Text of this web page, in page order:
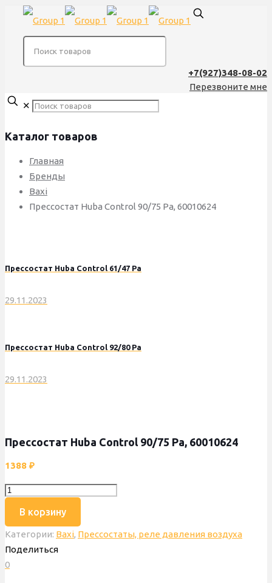
+7(927)348-08-02
Перезвоните мне
✕
Каталог товаров
Главная
Бренды
Baxi
Прессостат Huba Control 90/75 Pa, 60010624
Прессостат Huba Control 61/47 Pa
29.11.2023
Прессостат Huba Control 92/80 Pa
29.11.2023
Прессостат Huba Control 90/75 Pa, 60010624
1388 ₽
Количество
Прессостат
Huba
Control
90/75
В корзину
Категории: Baxi, Прессостаты, реле давления воздуха
Поделиться
0